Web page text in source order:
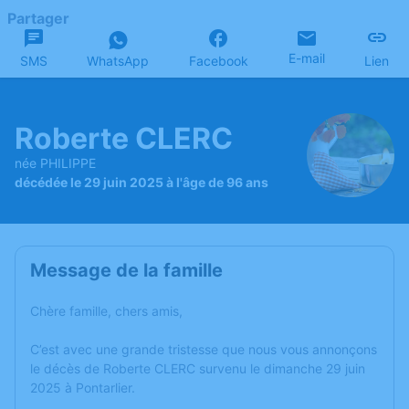
Partager
SMS WhatsApp Facebook E-mail Lien
Roberte CLERC
née PHILIPPE
décédée le 29 juin 2025 à l'âge de 96 ans
Message de la famille
Chère famille, chers amis,
C’est avec une grande tristesse que nous vous annonçons
le décès de Roberte CLERC survenu le dimanche 29 juin
2025 à Pontarlier.